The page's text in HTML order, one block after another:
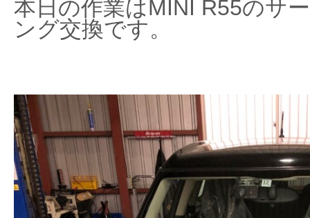
本日の作業はMINI R55のサ
ング交換です。